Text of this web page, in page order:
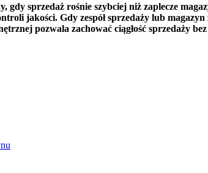
sprzedaż rośnie szybciej niż zaplecze
jakości. Gdy zespół sprzedaży lub
pozwala zachować ciągłość sprzedaży